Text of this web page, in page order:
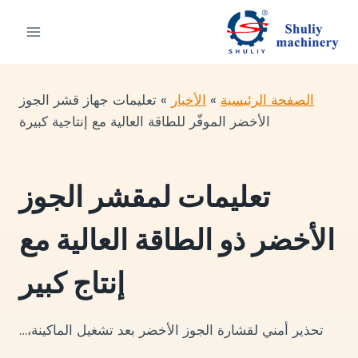
المحتوى
الصفحة الرئيسية » الأخبار » تعليمات جهاز قشر الجوز
الأخضر الموفّر للطاقة العالية مع إنتاجية كبيرة
تعليمات لمقشر الجوز
الأخضر ذو الطاقة العالية مع
إنتاج كبير
تحذير أمني لقشارة الجوز الأخضر بعد تشغيل الماكينة،…